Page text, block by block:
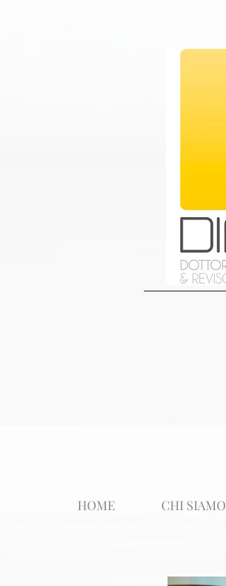
HOME CHI SIAMO